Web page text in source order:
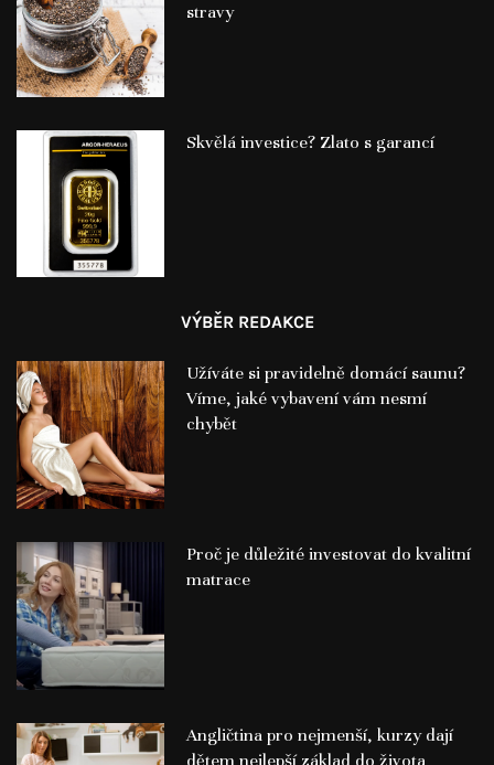
stravy
Skvělá investice? Zlato s garancí
VÝBĚR REDAKCE
Užíváte si pravidelně domácí saunu?
Víme, jaké vybavení vám nesmí
chybět
Proč je důležité investovat do kvalitní
matrace
Angličtina pro nejmenší, kurzy dají
dětem nejlepší základ do života